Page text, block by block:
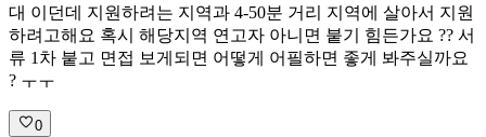
대 이던데 지원하려는 지역과 4-50분 거리 지역에 살아서 지원
하려고해요 혹시 해당지역 연고자 아니면 붙기 힘든가요 ?? 서
류 1차 붙고 면접 보게되면 어떻게 어필하면 좋게 봐주실까요
? ㅜㅜ
0